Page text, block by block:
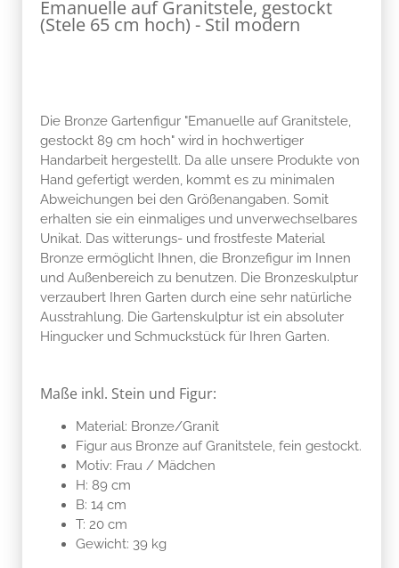
Emanuelle auf Granitstele, gestockt
(Stele 65 cm hoch) - Stil modern
Die Bronze Gartenfigur "Emanuelle auf Granitstele,
gestockt 89 cm hoch" wird in hochwertiger
Handarbeit hergestellt. Da alle unsere Produkte von
Hand gefertigt werden, kommt es zu minimalen
Abweichungen bei den Größenangaben. Somit
erhalten sie ein einmaliges und unverwechselbares
Unikat. Das witterungs- und frostfeste Material
Bronze ermöglicht Ihnen, die Bronzefigur im Innen
und Außenbereich zu benutzen. Die Bronzeskulptur
verzaubert Ihren Garten durch eine sehr natürliche
Ausstrahlung. Die Gartenskulptur ist ein absoluter
Hingucker und Schmuckstück für Ihren Garten.
Maße inkl. Stein und Figur:
Material: Bronze/Granit
Figur aus Bronze auf Granitstele, fein gestockt.
Motiv: Frau / Mädchen
H: 89 cm
B: 14 cm
T: 20 cm
Gewicht: 39 kg